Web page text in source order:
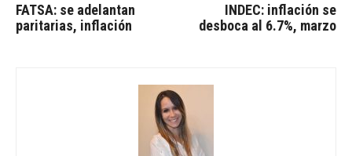
FATSA: se adelantan
paritarias, inflación
INDEC: inflación se
desboca al 6.7%, marzo